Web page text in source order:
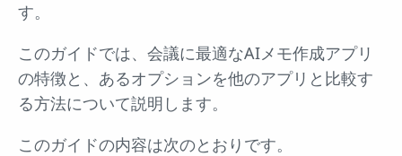
す。
このガイドでは、会議に最適なAIメモ作成アプリ
の特徴と、あるオプションを他のアプリと比較す
る方法について説明します。
このガイドの内容は次のとおりです。